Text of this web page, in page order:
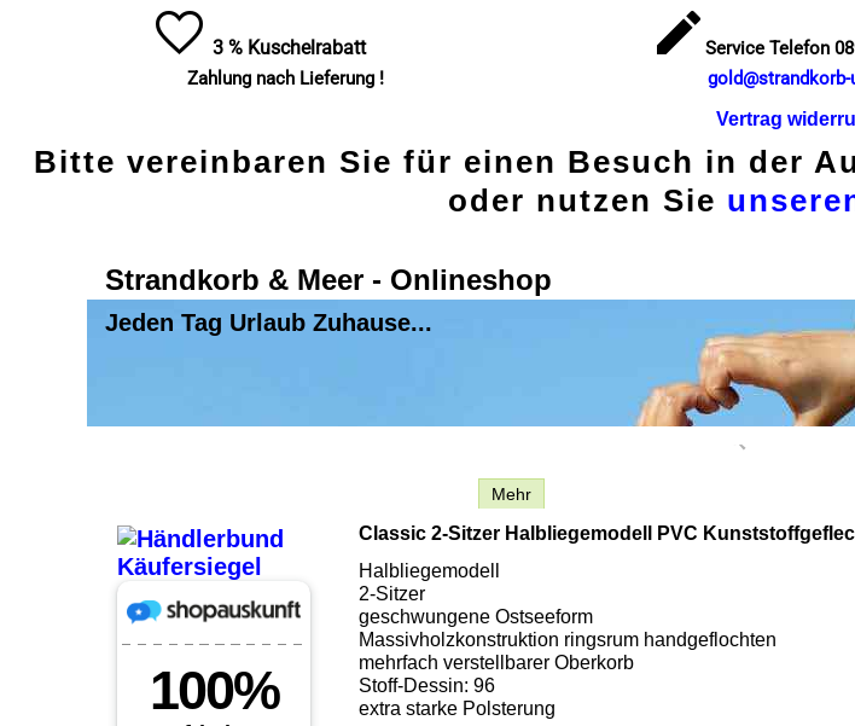
3 % Kuschelrabatt
Zahlung nach Lieferung !
Service Telefon
gold@strandkorb-
Vertrag
Bitte vereinbaren Sie für einen Besuch in der
oder nutzen Sie
Strandkorb & Meer - Onlineshop
Jeden Tag Urlaub Zuhause...
Mehr
Classic 2-Sitzer Halbliegemodell PVC
Halbliegemodell
2-Sitzer
geschwungene Ostseeform
Massivholzkonstruktion ringsrum handgeflochten
mehrfach verstellbarer Oberkorb
Stoff-Dessin: 96
extra starke Polsterung